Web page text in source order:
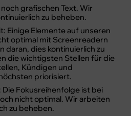
grafischen Text. Wir
zu beheben.
Einige Elemente auf unseren
optimal mit Screenreadern
daran, dies kontinuierlich zu
die wichtigsten Stellen für die
Kündigen und
priorisiert.
Fokusreihenfolge ist bei
nicht optimal. Wir arbeiten
zu beheben.